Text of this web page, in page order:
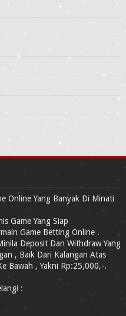
Online Yang Banyak Di Minati
Game Yang Siap
Game Betting Online .
Deposit Dan Withdraw Yang
, Baik Dari Kalangan Atas
Bawah , Yakni Rp:25,000,-.
: